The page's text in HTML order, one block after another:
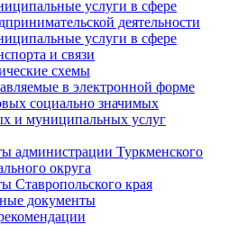
услуги в сфере
деятельности
услуги в сфере
и связи
схемы
в электронной форме
социально значимых
и муниципальных услуг
администрации Туркменского
округа
Ставропольского края
документы